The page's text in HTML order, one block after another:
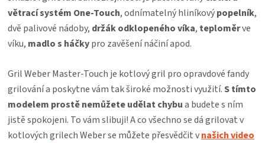
větrací systém One-Touch, odnímatelný hliníkovýpopelník,
dvě palivové nádoby, držák odklopeného víka, teploměrve
víku, madlo s háčkypro zavěšení náčiní apod.
Gril Weber Master-Touch je kotlový gril pro opravdové fandy
grilování a poskytne vám tak široké možnosti využití.S tímto
modelem prostě nemůžete udělat chybua budete s ním
jistě spokojeni. To vám slibuji! A co všechno se dá grilovat v
kotlových grilech Weber se můžete přesvědčit vnašich video